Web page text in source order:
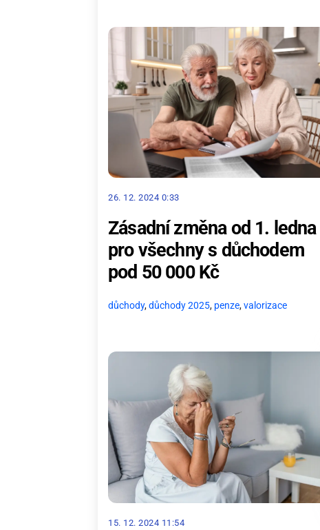
26. 12. 2024 0:33
Zásadní změna od 1. ledna
pro všechny s důchodem
pod 50 000 Kč
důchody,důchody 2025, penze,valorizace
15. 12. 2024 11:54